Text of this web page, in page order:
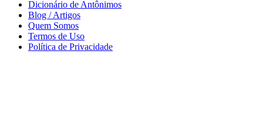
Dicionário de Antônimos
Blog / Artigos
Quem Somos
Termos de Uso
Política de Privacidade